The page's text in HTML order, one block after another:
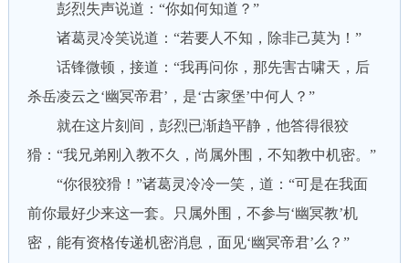
彭烈失声说道：“你如何知道？”
诸葛灵冷笑说道：“若要人不知，除非己莫为！”
话锋微顿，接道：“我再问你，那先害古啸天，后
杀岳凌云之‘幽冥帝君’，是‘古家堡’中何人？”
就在这片刻间，彭烈已渐趋平静，他答得很狡
猾：“我兄弟刚入教不久，尚属外围，不知教中机密。”
“你很狡猾！”诸葛灵冷冷一笑，道：“可是在我面
前你最好少来这一套。只属外围，不参与‘幽冥教’机
密，能有资格传递机密消息，面见‘幽冥帝君’么？”